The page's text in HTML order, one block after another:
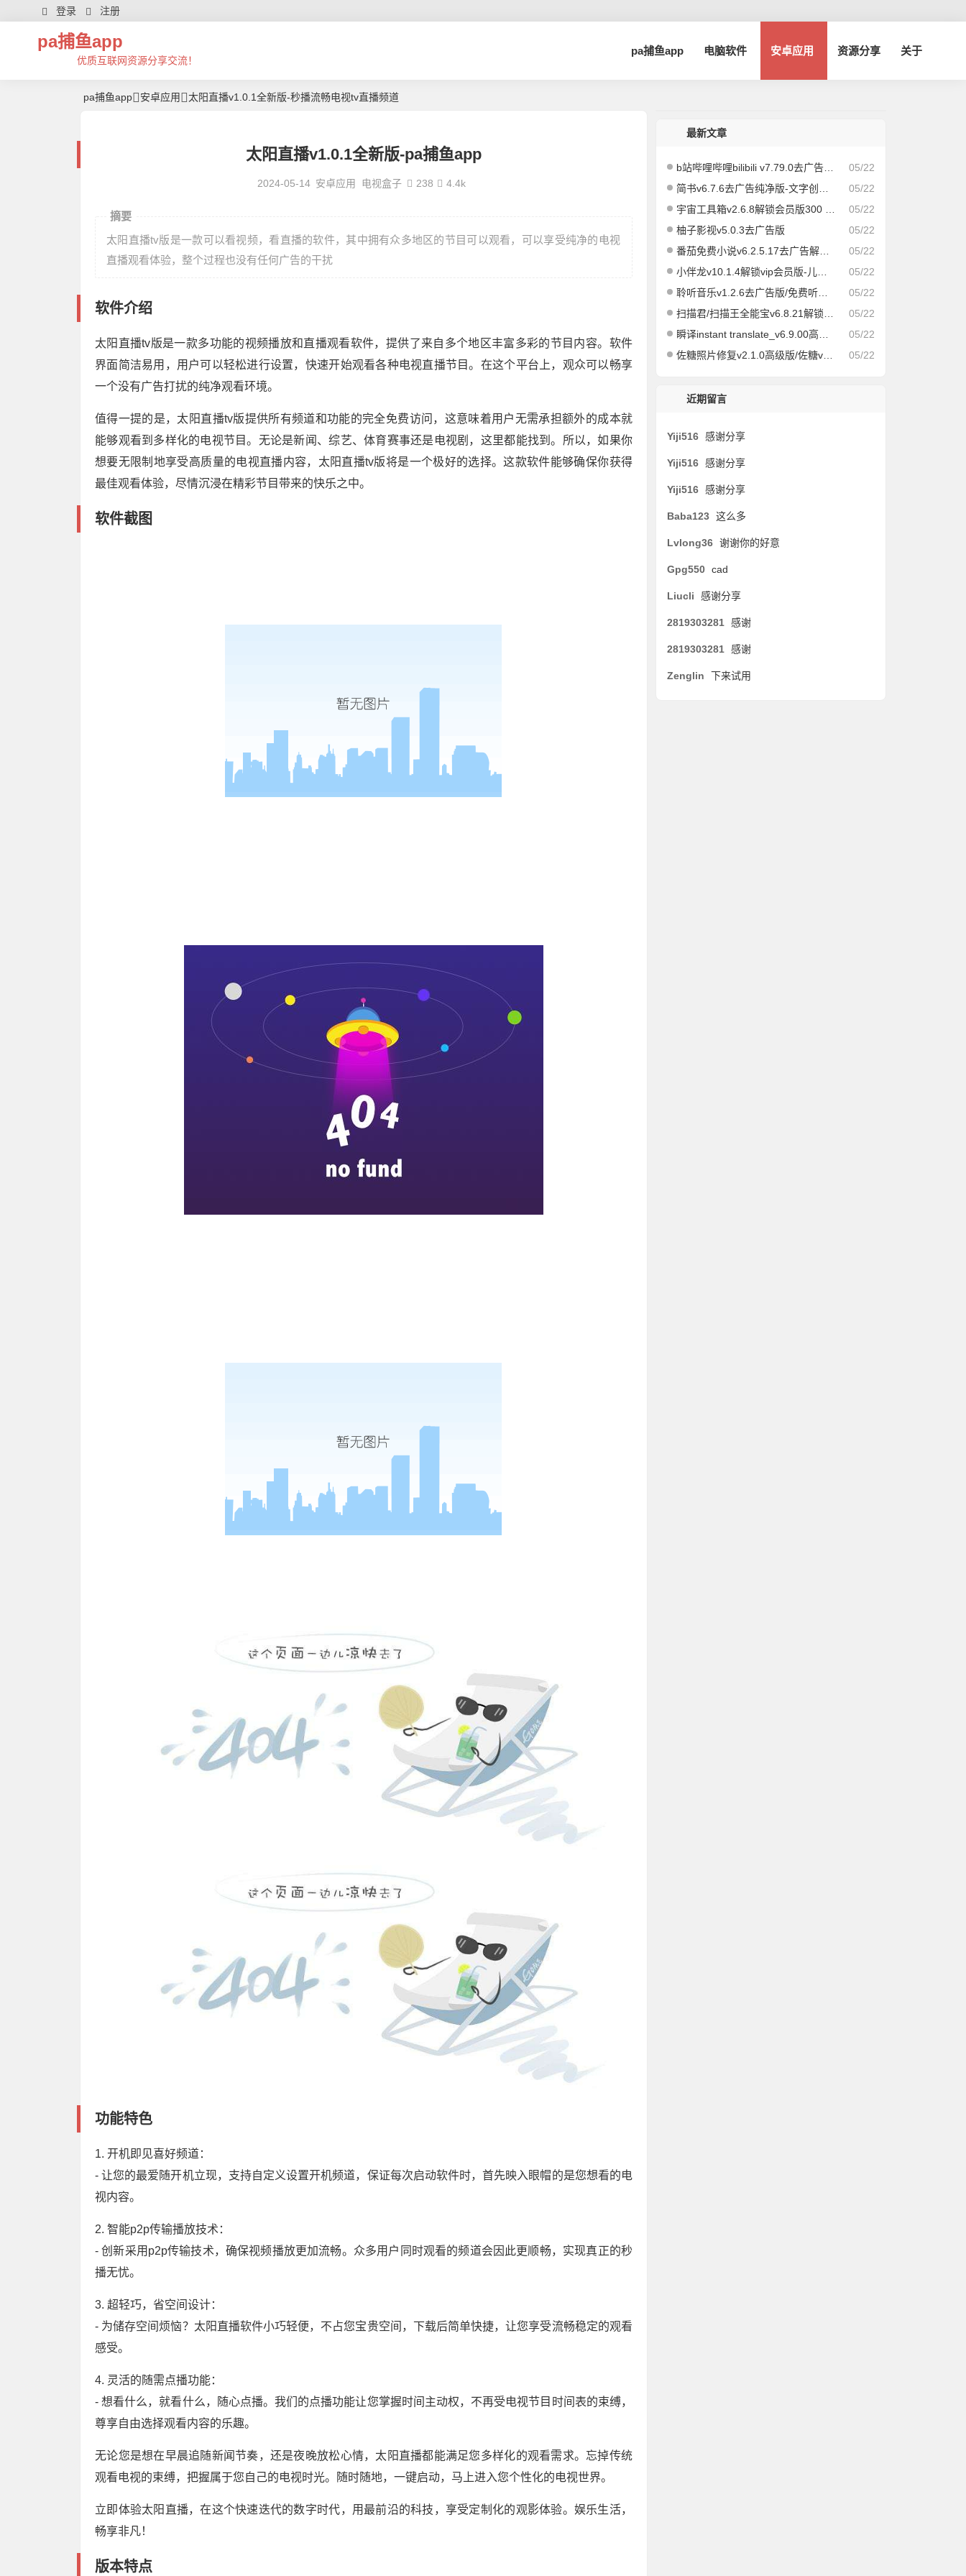
登录 注册
pa捕鱼app
优质互联网资源分享交流！
pa捕鱼app 电脑软件 安卓应用 资源分享 关于
pa捕鱼app 安卓应用 太阳直播v1.0.1全新版-秒播流畅电视tv直播频道
太阳直播v1.0.1全新版-pa捕鱼app
2024-05-14 安卓应用 电视盒子 238 4.4k
摘要
太阳直播tv版是一款可以看视频，看直播的软件，其中拥有众多地区的节目可以观看，可以享受纯净的电视
直播观看体验，整个过程也没有任何广告的干扰
软件介绍
太阳直播tv版是一款多功能的视频播放和直播观看软件，提供了来自多个地区丰富多彩的节目内容。软件
界面简洁易用，用户可以轻松进行设置，快速开始观看各种电视直播节目。在这个平台上，观众可以畅享
一个没有广告打扰的纯净观看环境。
值得一提的是，太阳直播tv版提供所有频道和功能的完全免费访问，这意味着用户无需承担额外的成本就
能够观看到多样化的电视节目。无论是新闻、综艺、体育赛事还是电视剧，这里都能找到。所以，如果你
想要无限制地享受高质量的电视直播内容，太阳直播tv版将是一个极好的选择。这款软件能够确保你获得
最佳观看体验，尽情沉浸在精彩节目带来的快乐之中。
软件截图
功能特色
1. 开机即见喜好频道：
- 让您的最爱随开机立现，支持自定义设置开机频道，保证每次启动软件时，首先映入眼帽的是您想看的电
视内容。
2. 智能p2p传输播放技术：
- 创新采用p2p传输技术，确保视频播放更加流畅。众多用户同时观看的频道会因此更顺畅，实现真正的秒
播无忧。
3. 超轻巧，省空间设计：
- 为储存空间烦恼？太阳直播软件小巧轻便，不占您宝贵空间，下载后简单快捷，让您享受流畅稳定的观看
感受。
4. 灵活的随需点播功能：
- 想看什么，就看什么，随心点播。我们的点播功能让您掌握时间主动权，不再受电视节目时间表的束缚，
尊享自由选择观看内容的乐趣。
无论您是想在早晨追随新闻节奏，还是夜晚放松心情，太阳直播都能满足您多样化的观看需求。忘掉传统
观看电视的束缚，把握属于您自己的电视时光。随时随地，一键启动，马上进入您个性化的电视世界。
立即体验太阳直播，在这个快速迭代的数字时代，用最前沿的科技，享受定制化的观影体验。娱乐生活，
畅享非凡！
版本特点
最新文章
05/22
b站哔哩哔哩bilibili v7.79.0去广告内置哔哩漫游模块版/解锁实用功能
05/22
简书v6.7.6去广告纯净版-文字创作社区
05/22
宇宙工具箱v2.6.8解锁会员版300 实用功能
05/22
柚子影视v5.0.3去广告版
05/22
番茄免费小说v6.2.5.17去广告解锁vip会员版
05/22
小伴龙v10.1.4解锁vip会员版-儿童早教儿歌故事启蒙
05/22
聆听音乐v1.2.6去广告版/免费听歌app
05/22
扫描君/扫描王全能宝v6.8.21解锁vip版
05/22
瞬译instant translate_v6.9.00高级版/快速屏幕翻译
05/22
佐糖照片修复v2.1.0高级版/佐糖v1.6.12会员解锁版
近期留言
Yiji516 感谢分享
Yiji516 感谢分享
Yiji516 感谢分享
Baba123 这么多
Lvlong36 谢谢你的好意
Gpg550 cad
Liucli 感谢分享
2819303281 感谢
2819303281 感谢
Zenglin 下来试用